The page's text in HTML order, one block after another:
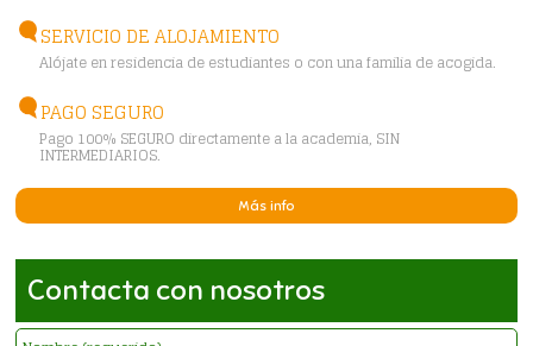
SERVICIO DE ALOJAMIENTO
Alójate en residencia de estudiantes o con una familia de acogida.
PAGO SEGURO
Pago 100% SEGURO directamente a la academia, SIN
INTERMEDIARIOS.
Más info
Contacta con nosotros